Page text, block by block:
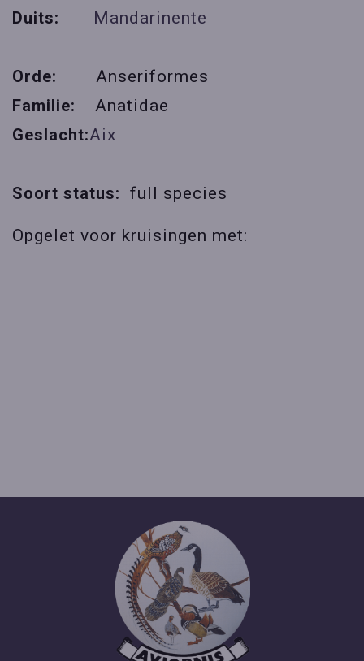
Duits: Mandarinente
Orde: Anseriformes
Familie: Anatidae
Geslacht:Aix
Soort status: full species
Opgelet voor kruisingen met: